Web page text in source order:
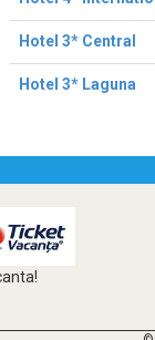
Hotel 3* Central
Hotel 3* Laguna